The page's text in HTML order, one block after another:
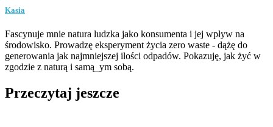
Kasia
Fascynuje mnie natura ludzka jako konsumenta i jej wpływ na
środowisko. Prowadzę eksperyment życia zero waste - dążę do
generowania jak najmniejszej ilości odpadów. Pokazuję, jak żyć w
zgodzie z naturą i samą_ym sobą.
Przeczytaj jeszcze